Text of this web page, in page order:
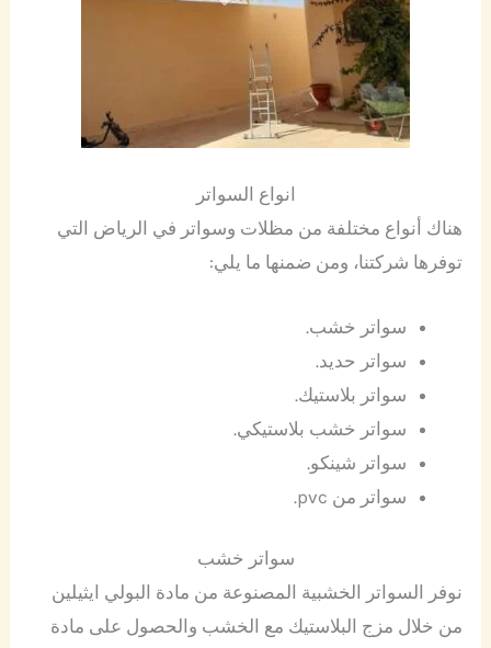
انواع السواتر
هناك أنواع مختلفة من مظلات وسواتر في الرياض التي
توفرها شركتنا، ومن ضمنها ما يلي:
سواتر خشب.
سواتر حديد.
سواتر بلاستيك.
سواتر خشب بلاستيكي.
سواتر شينكو.
سواتر من pvc.
سواتر خشب
نوفر السواتر الخشبية المصنوعة من مادة البولي ايثيلين
من خلال مزج البلاستيك مع الخشب والحصول على مادة